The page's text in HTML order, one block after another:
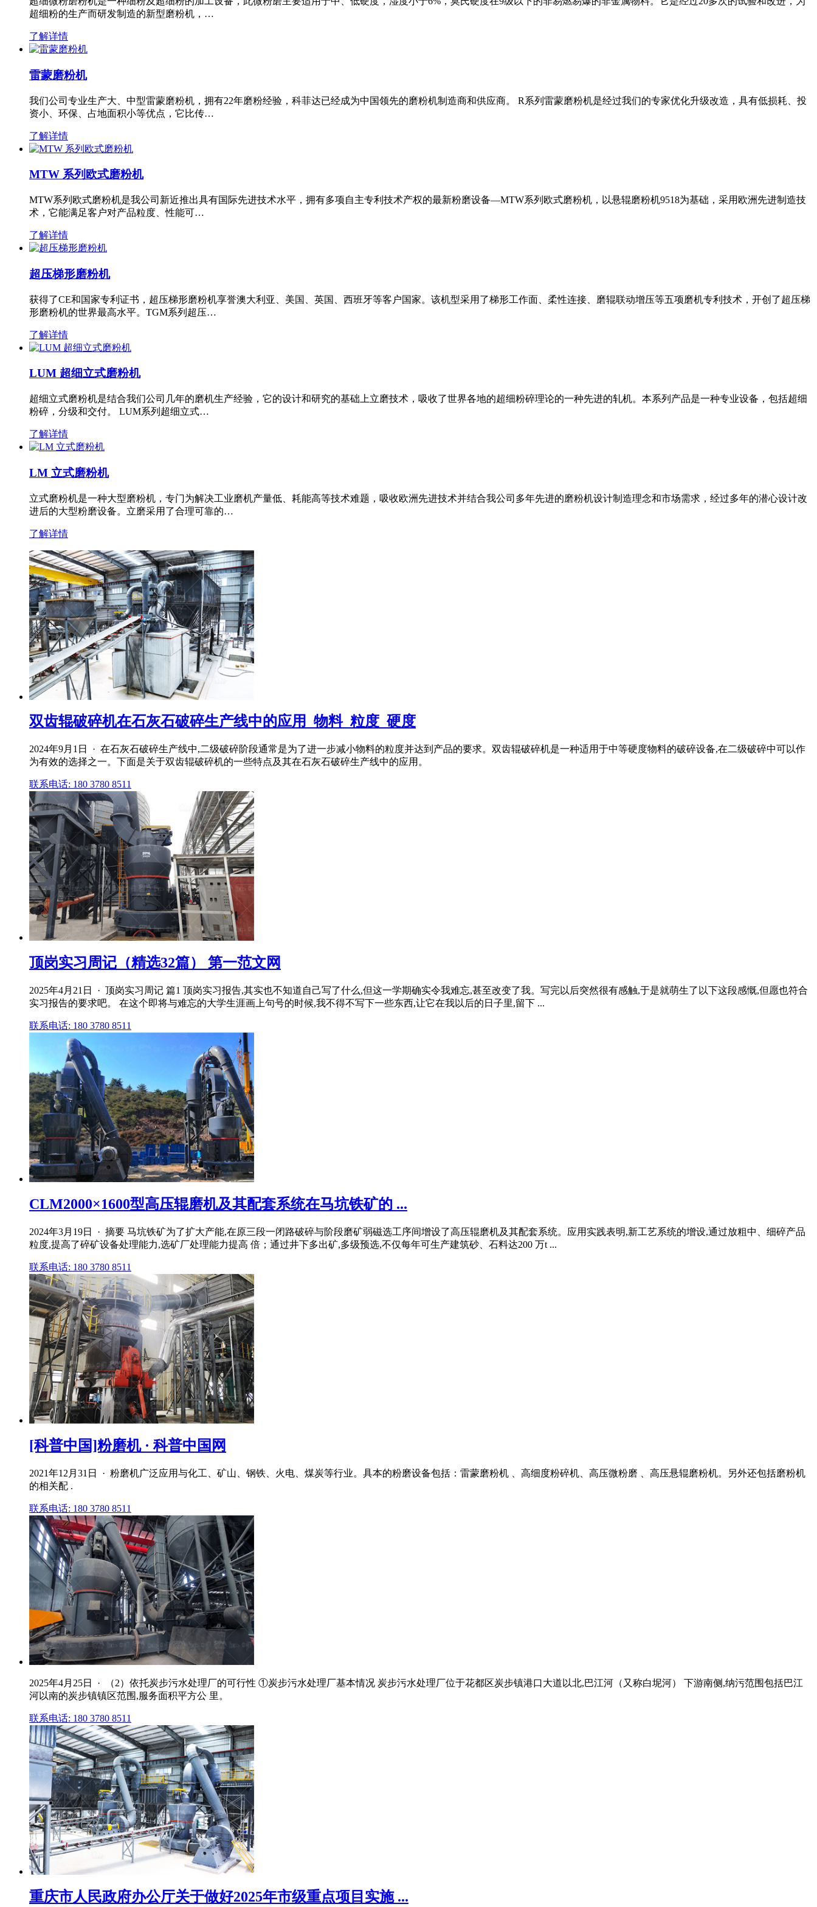
超细粉的生产而研发制造的新型磨粉机，…
了解详情
雷蒙磨粉机
我们公司专业生产大、中型雷蒙磨粉机，拥有22年磨粉经验，科菲达已经成为中国领先的磨粉机制造商和供应商。 R系列雷蒙磨粉机是经过我们的专家优化升级改造，具有低损耗、投
资小、环保、占地面积小等优点，它比传…
了解详情
MTW 系列欧式磨粉机
MTW系列欧式磨粉机是我公司新近推出具有国际先进技术水平，拥有多项自主专利技术产权的最新粉磨设备—MTW系列欧式磨粉机，以悬辊磨粉机9518为基础，采用欧洲先进制造技
术，它能满足客户对产品粒度、性能可…
了解详情
超压梯形磨粉机
获得了CE和国家专利证书，超压梯形磨粉机享誉澳大利亚、美国、英国、西班牙等客户国家。该机型采用了梯形工作面、柔性连接、磨辊联动增压等五项磨机专利技术，开创了超压梯
形磨粉机的世界最高水平。TGM系列超压…
了解详情
LUM 超细立式磨粉机
超细立式磨粉机是结合我们公司几年的磨机生产经验，它的设计和研究的基础上立磨技术，吸收了世界各地的超细粉碎理论的一种先进的轧机。本系列产品是一种专业设备，包括超细
粉碎，分级和交付。 LUM系列超细立式…
了解详情
LM 立式磨粉机
立式磨粉机是一种大型磨粉机，专门为解决工业磨机产量低、耗能高等技术难题，吸收欧洲先进技术并结合我公司多年先进的磨粉机设计制造理念和市场需求，经过多年的潜心设计改
进后的大型粉磨设备。立磨采用了合理可靠的…
了解详情
双齿辊破碎机在石灰石破碎生产线中的应用_物料_粒度_硬度
2024年9月1日 · 在石灰石破碎生产线中,二级破碎阶段通常是为了进一步减小物料的粒度并达到产品的要求。双齿辊破碎机是一种适用于中等硬度物料的破碎设备,在二级破碎中可以作
为有效的选择之一。下面是关于双齿辊破碎机的一些特点及其在石灰石破碎生产线中的应用。
联系电话: 180 3780 8511
顶岗实习周记（精选32篇） 第一范文网
2025年4月21日 · 顶岗实习周记 篇1 顶岗实习报告,其实也不知道自己写了什么,但这一学期确实令我难忘,甚至改变了我。写完以后突然很有感触,于是就萌生了以下这段感慨,但愿也符合
实习报告的要求吧。 在这个即将与难忘的大学生涯画上句号的时候,我不得不写下一些东西,让它在我以后的日子里,留下 ...
联系电话: 180 3780 8511
CLM2000×1600型高压辊磨机及其配套系统在马坑铁矿的 ...
2024年3月19日 · 摘要 马坑铁矿为了扩大产能,在原三段一闭路破碎与阶段磨矿弱磁选工序间增设了高压辊磨机及其配套系统。应用实践表明,新工艺系统的增设,通过放粗中、细碎产品
粒度,提高了碎矿设备处理能力,选矿厂处理能力提高 倍；通过井下多出矿,多级预选,不仅每年可生产建筑砂、石料达200 万t ...
联系电话: 180 3780 8511
[科普中国]粉磨机 · 科普中国网
2021年12月31日 · 粉磨机广泛应用与化工、矿山、钢铁、火电、煤炭等行业。具本的粉磨设备包括：雷蒙磨粉机 、高细度粉碎机、高压微粉磨 、高压悬辊磨粉机。另外还包括磨粉机
的相关配 .
联系电话: 180 3780 8511
2025年4月25日 · （2）依托炭步污水处理厂的可行性 ①炭步污水处理厂基本情况 炭步污水处理厂位于花都区炭步镇港口大道以北,巴江河（又称白坭河） 下游南侧,纳污范围包括巴江
河以南的炭步镇镇区范围,服务面积平方公 里。
联系电话: 180 3780 8511
重庆市人民政府办公厅关于做好2025年市级重点项目实施 ...